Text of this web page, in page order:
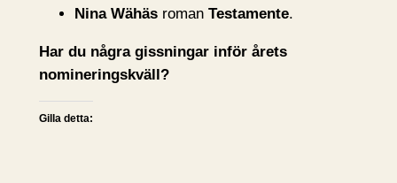
Nina Wähäsroman Testamente.
Har du några gissningar inför årets
nomineringskväll?
Gilla detta: